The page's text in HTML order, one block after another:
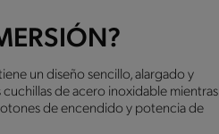
un diseño sencillo, alargado y
de acero inoxidable mientras
de encendido y potencia de